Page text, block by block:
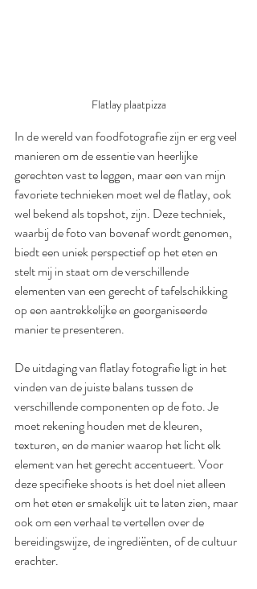
Flatlay plaatpizza
In de wereld van foodfotografie zijn er erg veel
manieren om de essentie van heerlijke
gerechten vast te leggen, maar een van mijn
favoriete technieken moet wel de flatlay, ook
wel bekend als topshot, zijn. Deze techniek,
waarbij de foto van bovenaf wordt genomen,
biedt een uniek perspectief op het eten en
stelt mij in staat om de verschillende
elementen van een gerecht of tafelschikking
op een aantrekkelijke en georganiseerde
manier te presenteren.
De uitdaging van flatlay fotografie ligt in het
vinden van de juiste balans tussen de
verschillende componenten op de foto. Je
moet rekening houden met de kleuren,
texturen, en de manier waarop het licht elk
element van het gerecht accentueert. Voor
deze specifieke shoots is het doel niet alleen
om het eten er smakelijk uit te laten zien, maar
ook om een verhaal te vertellen over de
bereidingswijze, de ingrediënten, of de cultuur
erachter.